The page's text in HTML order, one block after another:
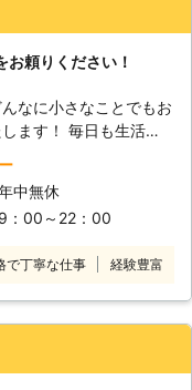
料金は一切
つかれて掃除や洗
が得意な
が楽になります
けど 一人でもできそ
頼りください！
なに小さなことでもお
ます！ 毎日も生活の
とした人手が欲しい」と
か？ 体を動かせない
、一人暮らしの家具移
気機器の設置方法がわ
い……などなど。 そん
ー
中無休
9：00～22：00
で丁寧な仕事 経験豊富